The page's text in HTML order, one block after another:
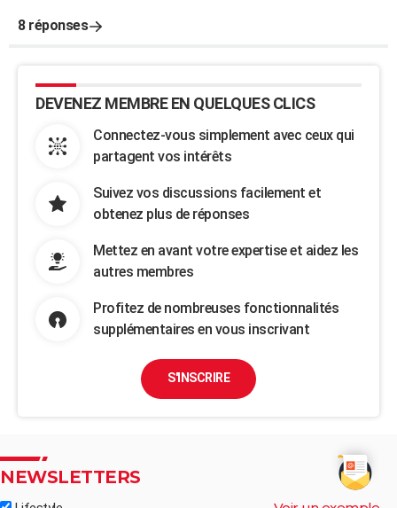
8 réponses
DEVENEZ MEMBRE EN QUELQUES CLICS
Connectez-vous simplement avec ceux qui
partagent vos intérêts
Suivez vos discussions facilement et
obtenez plus de réponses
Mettez en avant votre expertise et aidez les
autres membres
Profitez de nombreuses fonctionnalités
supplémentaires en vous inscrivant
S'INSCRIRE
NEWSLETTERS